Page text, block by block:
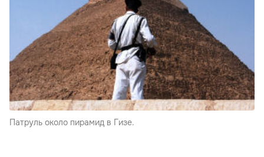
Патруль около пирамид в Гизе.